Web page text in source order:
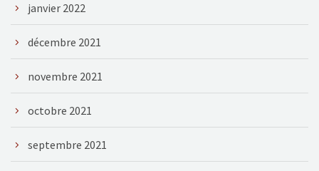
janvier 2022
décembre 2021
novembre 2021
octobre 2021
septembre 2021